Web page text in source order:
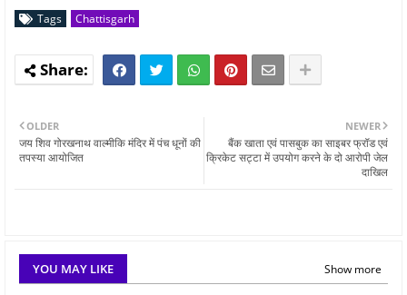
Tags Chattisgarh
NEWER
बैंक खाता एवं पासबुक का साइबर फ्रॉड एवं
क्रिकेट सट्टा में उपयोग करने के दो आरोपी जेल
दाखिल
OLDER
जय शिव गोरखनाथ वाल्मीकि मंदिर में पंच धूनों की
तपस्या आयोजित
YOU MAY LIKE Show more